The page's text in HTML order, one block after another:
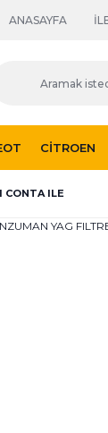
ANASAYFA
CITROEN
CONTA ILE